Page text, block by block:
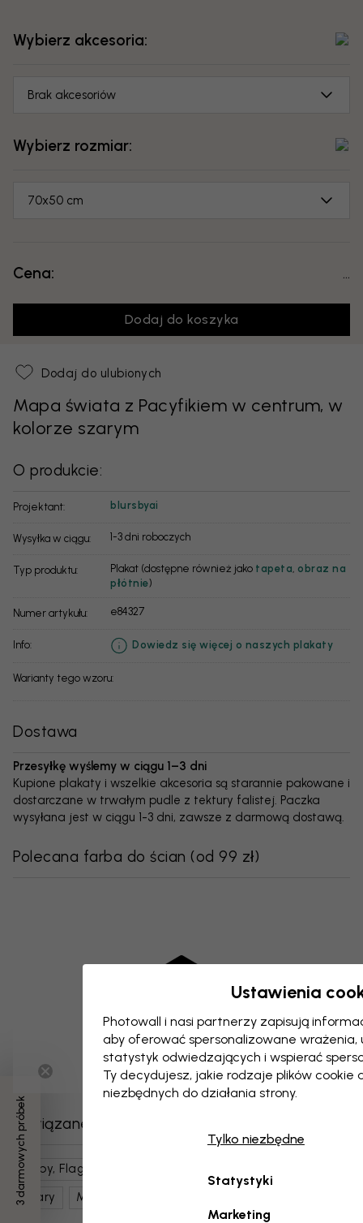
Wybierz akcesoria:
Brak akcesoriów
Wybierz rozmiar:
70x50 cm
Cena:
Dodaj do koszyka
Dodaj do ulubionych
Mapa świata z Pacyfikiem w centrum, w
kolorze szarym
O produkcie:
Projektant: blursbyai
Wysyłka w ciągu: 1-3 dni roboczych
Typ produktu: Plakat (dostępne również jako tapeta obraz na
płótnie)
Numer artykułu: e84327
info: Dowiedz się więcej o naszych plakaty
Warianty tego wzoru:
Dostawa
Przesyłkę wyślemy w ciągu 1–3 dni
Kupione plakaty i wszelkie akcesoria są starannie pakowane i
dostarczane w trwałym pudle z tektury falistej. Paczka
wysyłana jest w ciągu 1-3 dni, zawsze z darmową dostawą.
Polecana farba do ścian (od 99 zł)
Powiązane kategorie
Mapy, Flagi I Miejsca
Szary
Mapy
3 darmowych próbek
Ustawienia
Photowall i nasi partnerzy zapisują
aby oferować spersonalizowane
statystyk odwiedzających i wspierać
Ty decydujesz, jakie rodzaje plików cookie
niezbędnych do działania strony.
Tylko niezbędne
Statystyki
Marketing